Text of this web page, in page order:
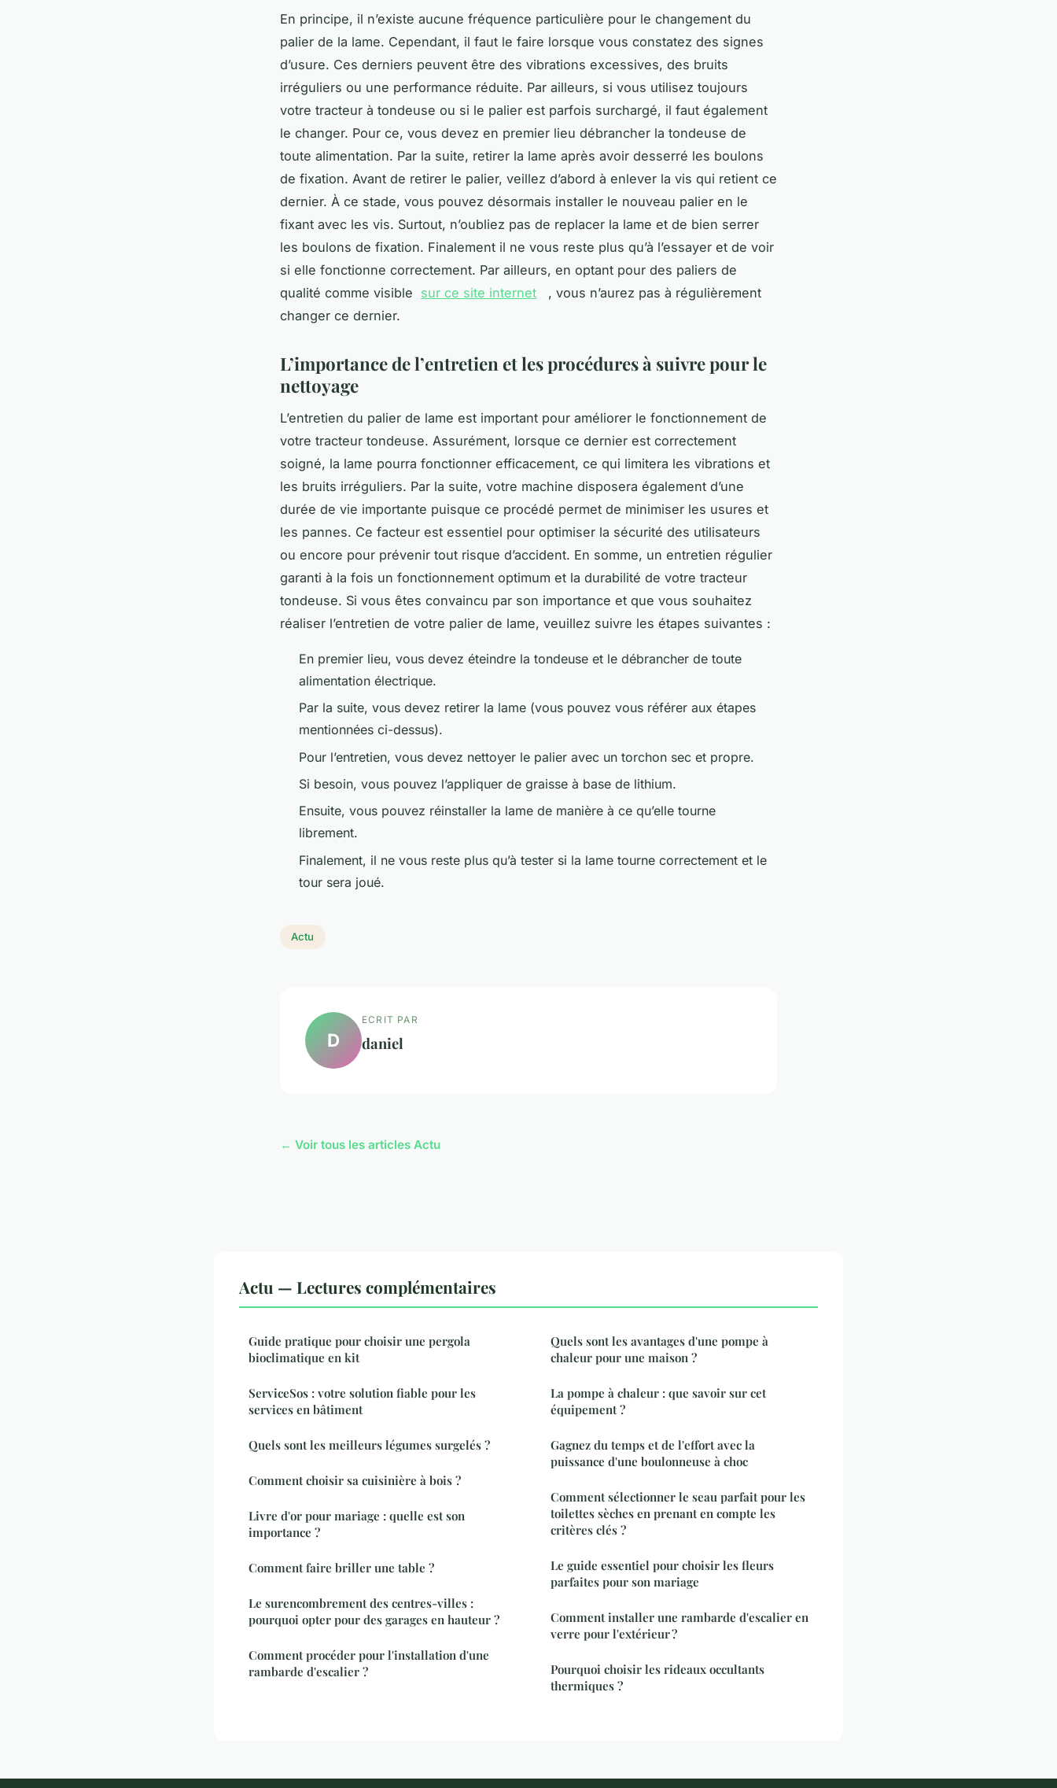
En principe, il n’existe aucune fréquence particulière pour le changement du
palier de la lame. Cependant, il faut le faire lorsque vous constatez des signes
d’usure. Ces derniers peuvent être des vibrations excessives, des bruits
irréguliers ou une performance réduite. Par ailleurs, si vous utilisez toujours
votre tracteur à tondeuse ou si le palier est parfois surchargé, il faut également
le changer. Pour ce, vous devez en premier lieu débrancher la tondeuse de
toute alimentation. Par la suite, retirer la lame après avoir desserré les boulons
de fixation. Avant de retirer le palier, veillez d’abord à enlever la vis qui retient ce
dernier. À ce stade, vous pouvez désormais installer le nouveau palier en le
fixant avec les vis. Surtout, n’oubliez pas de replacer la lame et de bien serrer
les boulons de fixation. Finalement il ne vous reste plus qu’à l’essayer et de voir
si elle fonctionne correctement. Par ailleurs, en optant pour des paliers de
qualité comme visible sur ce site internet , vous n’aurez pas à régulièrement
changer ce dernier.
L’importance de l’entretien et les procédures à suivre pour le
nettoyage
L’entretien du palier de lame est important pour améliorer le fonctionnement de
votre tracteur tondeuse. Assurément, lorsque ce dernier est correctement
soigné, la lame pourra fonctionner efficacement, ce qui limitera les vibrations et
les bruits irréguliers. Par la suite, votre machine disposera également d’une
durée de vie importante puisque ce procédé permet de minimiser les usures et
les pannes. Ce facteur est essentiel pour optimiser la sécurité des utilisateurs
ou encore pour prévenir tout risque d’accident. En somme, un entretien régulier
garanti à la fois un fonctionnement optimum et la durabilité de votre tracteur
tondeuse. Si vous êtes convaincu par son importance et que vous souhaitez
réaliser l’entretien de votre palier de lame, veuillez suivre les étapes suivantes :
En premier lieu, vous devez éteindre la tondeuse et le débrancher de toute
alimentation électrique.
Par la suite, vous devez retirer la lame (vous pouvez vous référer aux étapes
mentionnées ci-dessus).
Pour l’entretien, vous devez nettoyer le palier avec un torchon sec et propre.
Si besoin, vous pouvez l’appliquer de graisse à base de lithium.
Ensuite, vous pouvez réinstaller la lame de manière à ce qu’elle tourne
librement.
Finalement, il ne vous reste plus qu’à tester si la lame tourne correctement et le
tour sera joué.
Actu
D
ECRIT PAR
daniel
← Voir tous les articles Actu
Actu — Lectures complémentaires
Guide pratique pour choisir une pergola
bioclimatique en kit
ServiceSos : votre solution fiable pour les
services en bâtiment
Quels sont les meilleurs légumes surgelés ?
Comment choisir sa cuisinière à bois ?
Livre d'or pour mariage : quelle est son
importance ?
Comment faire briller une table ?
Le surencombrement des centres-villes :
pourquoi opter pour des garages en hauteur ?
Comment procéder pour l'installation d'une
rambarde d'escalier ?
Quels sont les avantages d'une pompe à
chaleur pour une maison ?
La pompe à chaleur : que savoir sur cet
équipement ?
Gagnez du temps et de l'effort avec la
puissance d'une boulonneuse à choc
Comment sélectionner le seau parfait pour les
toilettes sèches en prenant en compte les
critères clés ?
Le guide essentiel pour choisir les fleurs
parfaites pour son mariage
Comment installer une rambarde d'escalier en
verre pour l'extérieur ?
Pourquoi choisir les rideaux occultants
thermiques ?